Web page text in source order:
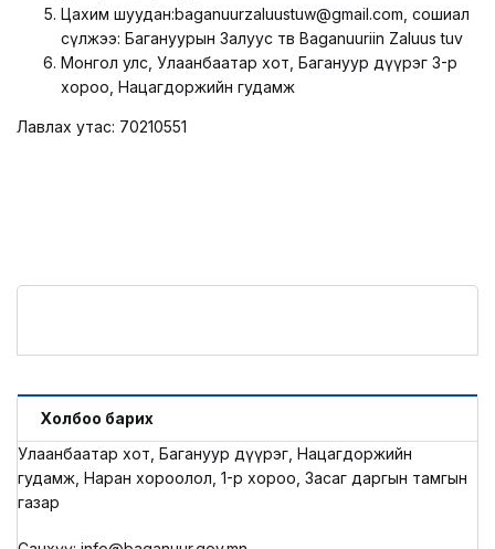
Цахим шуудан:baganuurzaluustuw@gmаil.com, сошиал
сүлжээ: Багануурын Залуус төв Baganuuriin Zaluus tuv
Монгол улс, Улаанбаатар хот, Багануур дүүрэг 3-р
хороо, Нацагдоржийн гудамж
Лавлах утас: 70210551
Холбоо барих
Улаанбаатар хот, Багануур дүүрэг, Нацагдоржийн
гудамж, Наран хороолол, 1-р хороо, Засаг даргын тамгын
газар